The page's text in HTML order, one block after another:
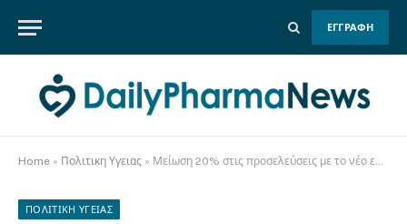
ΕΓΓΡΑΦΗ
Home » Πολιτικη Υγειας » Μείωση 20% στις προσελεύσεις με το νέο εφημεριακό καθεστώς στο Κρατικό Νίκαιας
ΠΟΛΙΤΙΚΗ ΥΓΕΙΑΣ